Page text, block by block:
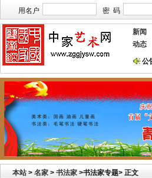
用名户 密 码
新闻
动态
公
本站欢迎艺术家宣传投放！
本站 > 名家 > 书法家 >书法家专题> 正文